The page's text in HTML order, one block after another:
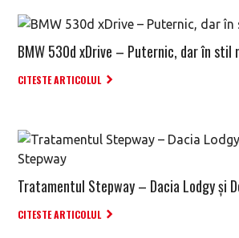
BMW 530d xDrive – Puternic, dar în stil
CITESTE ARTICOLUL
Tratamentul Stepway – Dacia Lodgy și
CITESTE ARTICOLUL